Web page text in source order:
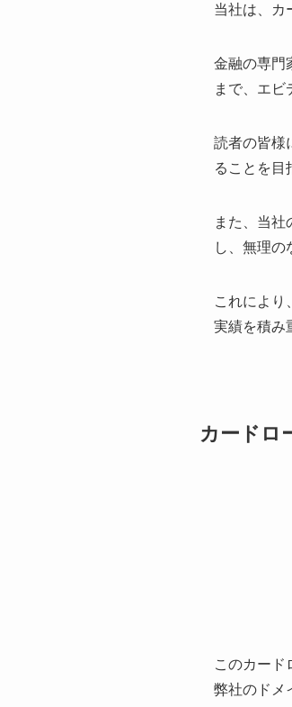
当社は、カ
金融の専門
まで、エビ
読者の皆様
ることを目
また、当
し、無理の
これにより
実績を積み
カードロ
このカード
弊社のドメ